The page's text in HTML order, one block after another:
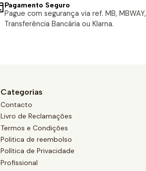
Pagamento Seguro
Pague com segurança via ref. MB, MBWAY,
Transferência Bancária ou Klarna.
Categorias
Contacto
Livro de Reclamações
Termos e Condições
Politica de reembolso
Política de Privacidade
Profissional